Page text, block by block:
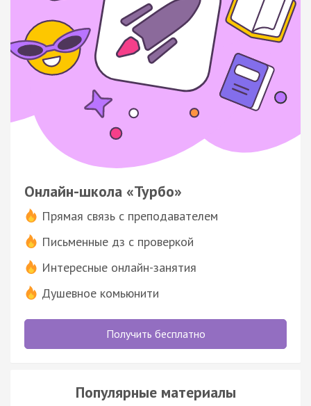
Онлайн-школа «Турбо»
Прямая связь с преподавателем
Письменные дз с проверкой
Интересные онлайн-занятия
Душевное комьюнити
Получить бесплатно
Популярные материалы